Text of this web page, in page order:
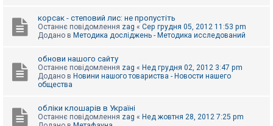
корсак - степовий лис: не пропустіть
Останнє повідомлення zag « Сер грудня 05, 2012 11:53 pm
Додано в Методика досліджень - Методика исследований
обнови нашого сайту
Останнє повідомлення zag « Нед грудня 02, 2012 3:47 pm
Додано в Новини нашого товариства - Новости нашего
общества
обліки клошарів в Україні
Останнє повідомлення zag « Нед жовтня 28, 2012 7:25 pm